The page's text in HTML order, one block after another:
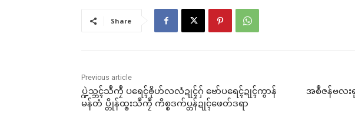
Share
Previous article
ပ္ဍဲသ္ဘၚ်သဳကၠဳ ပရေၚ်ၜိုဟ်လလံဍုၚ်ဂှ် ဗော်ပရေၚ်ဍုၚ်ကွာန်
မန်တံ ပ္တိုန်ထ္ၜးသဳကၠဳ ကိစ္စဒက်ပ္တန်ဍုၚ်ဖေတ်ဒရာ
အစဳဇန်ဗလးရု